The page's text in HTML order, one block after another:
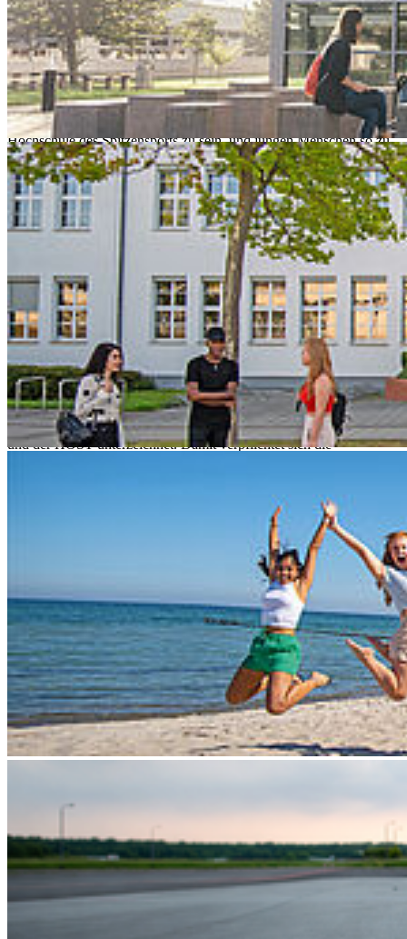
Unsere Mitarbeitenden wie unsere Studierenden möchten wir
ganzheitlich betrachten. Wir halten Angebote zur Vereinbarkeit mit
Familien- bzw. Pflegeaufgaben vor und sind dafür mehrfach
zertifiziert. Zudem gibt es bei uns ein Gesundheitsmanagement –
aktive Mittagspausen, Stresspräventionskurse, Sportangebote. Alle
die darüber hinaus aktiv sind, unterstützen wir – mit unserer starken
Hochschulsportgemeinschaft, und unsere potenziellen
Spitzensportler*innen sogar mit unseren Regularien. Wir sind stolz,
Hochschule des Spitzensports zu sein, und jungen Menschen so zu
ermöglichen, nicht nur außerordentliche akademische, sondern auch
sportliche Leistungen der Extraklasse zu erbringen.
Spitzensportler*innen haben für ihre Karrieren feste Termine
einzuhalten. Gleichzeitig hat eine wissenschaftliche Ausbildung für
Sportler*innen genauso einen Stellenwert wie für jeden anderen. Da
beides zu vereinen ein Spagat ist, wollen wir als Hochschule
Stralsund diese Vereinbarkeit ermöglichen und haben unsere
Regularien angepasst – bewusst.
Prof. Dr. Ralph Sonntag
Die Rahmenbedingungen
Die Hochschule Stralsund (HOST) ist seit September 2023
Hochschule Stralsund des Spitzensports. Eine entsprechende
Kooperationsvereinbarung wurde zwischen dem Olympiastützpunkt
und der HOST unterzeichnet. Damit verpflichtet sich die
können. Unsere Prüfungsordnungen sind derart gestaltet, dass
Spitzensportler*innen klar als förderwürdige Personengruppe
anerkannt werden, für die beispielsweise Abgabetermine
anlassbezogen angepasst werden können oder der zusätzliche
Urlaubssemester zur Wettbewerbsvorbereitung gewährt würden.
Das Konzept
Mehr als 200 Kooperationsverträge zwischen den
Olympiastützpunkten und Hochschulen bestehen derzeit
bundesweit. Eine Kernzielstellung dieser Kooperationen ist eine
soweit mögliche Flexibilisierung und Individualisierung des
Studiums für die zirka 1000 studierenden Leistungssportler*innen in
Deutschland.
Sportlich ist die Hochschule Stralsund mit einer eigenen Halle, dem
Sportplatz und ihrer Wasserlage sehr gut aufgestellt. Die
Hochschulsportgemeinschaft der Hochschule Stralsund verfügt über
knapp 20 Abteilungen, die vom Vorsitzenden der
Hochschulsportgemeinschaft, Prof. Dr. Wolfgang Schikorr,
verdienter Professor der HOST im Ruhestand, und einer